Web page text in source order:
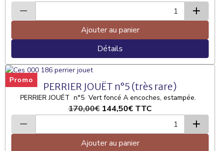
Ajouter au panier
Détails
Promo
PERRIER JOUËT n°5 (très rare)
PERRIER JOUËT n°5 Vert foncé A encoches, estampée.
170,00€ 144,50€ TTC
Ajouter au panier